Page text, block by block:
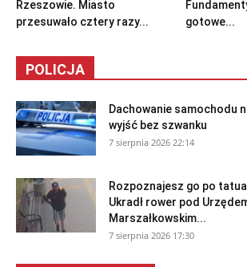
Rzeszowie. Miasto
przesuwało cztery razy...
gotowe...
POLICJA
Dachowanie samochodu
wyjść bez szwanku
7 sierpnia 2026 22:14
Rozpoznajesz go po
Ukradł rower pod
Marszałkowskim...
7 sierpnia 2026 17:30